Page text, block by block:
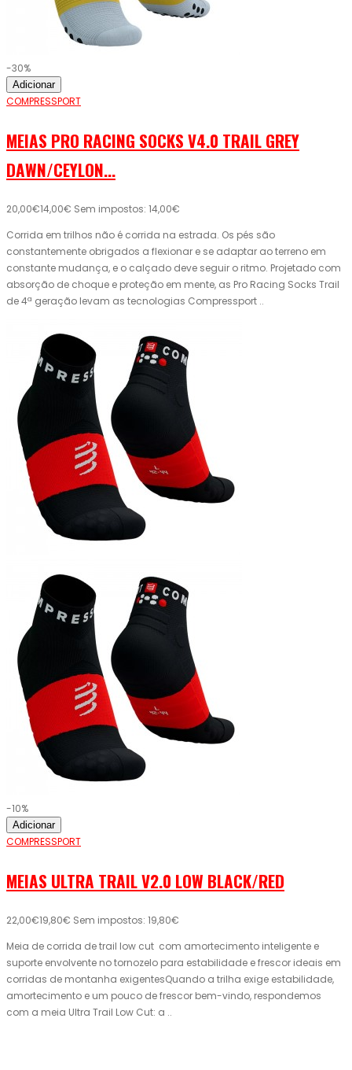
-30%
Adicionar
COMPRESSPORT
MEIAS PRO RACING SOCKS V4.0 TRAIL GREY
DAWN/CEYLON...
20,00€14,00€ Sem impostos: 14,00€
Corrida em trilhos não é corrida na estrada. Os pés são
constantemente obrigados a flexionar e se adaptar ao terreno em
constante mudança, e o calçado deve seguir o ritmo. Projetado com
absorção de choque e proteção em mente, as Pro Racing Socks Trail
de 4ª geração levam as tecnologias Compressport ..
-10%
Adicionar
COMPRESSPORT
MEIAS ULTRA TRAIL V2.0 LOW BLACK/RED
22,00€19,80€ Sem impostos: 19,80€
Meia de corrida de trail low cut com amortecimento inteligente e
suporte envolvente no tornozelo para estabilidade e frescor ideais em
corridas de montanha exigentesQuando a trilha exige estabilidade,
amortecimento e um pouco de frescor bem-vindo, respondemos
com a meia Ultra Trail Low Cut: a ..